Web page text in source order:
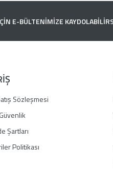
E-BÜLTENİMİZE
Sözleşmesi
Şartları
Politikası